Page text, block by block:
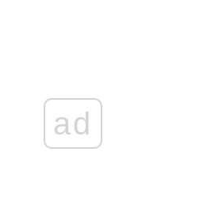
ad